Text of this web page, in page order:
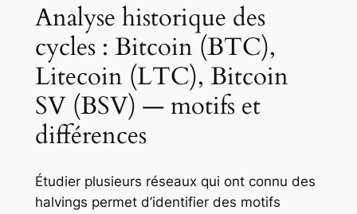
Analyse historique des
cycles : Bitcoin (BTC),
Litecoin (LTC), Bitcoin
SV (BSV) — motifs et
différences
Étudier plusieurs réseaux qui ont connu des
halvings permet d’identifier des motifs